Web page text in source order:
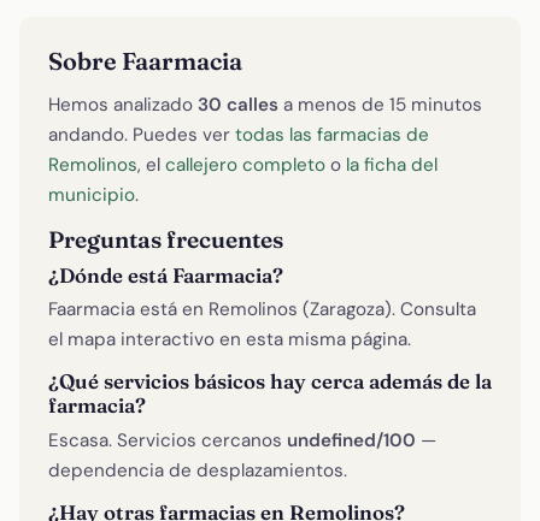
Sobre Faarmacia
Hemos analizado 30 calles a menos de 15 minutos
andando. Puedes ver todas las farmacias de
Remolinos, el callejero completo o la ficha del
municipio.
Preguntas frecuentes
¿Dónde está Faarmacia?
Faarmacia está en Remolinos (Zaragoza). Consulta
el mapa interactivo en esta misma página.
¿Qué servicios básicos hay cerca además de la
farmacia?
Escasa. Servicios cercanos undefined/100 —
dependencia de desplazamientos.
¿Hay otras farmacias en Remolinos?